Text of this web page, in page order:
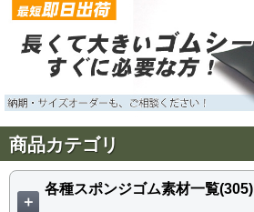
商品カテゴリ
＋
各種スポンジゴム素材一覧(305)